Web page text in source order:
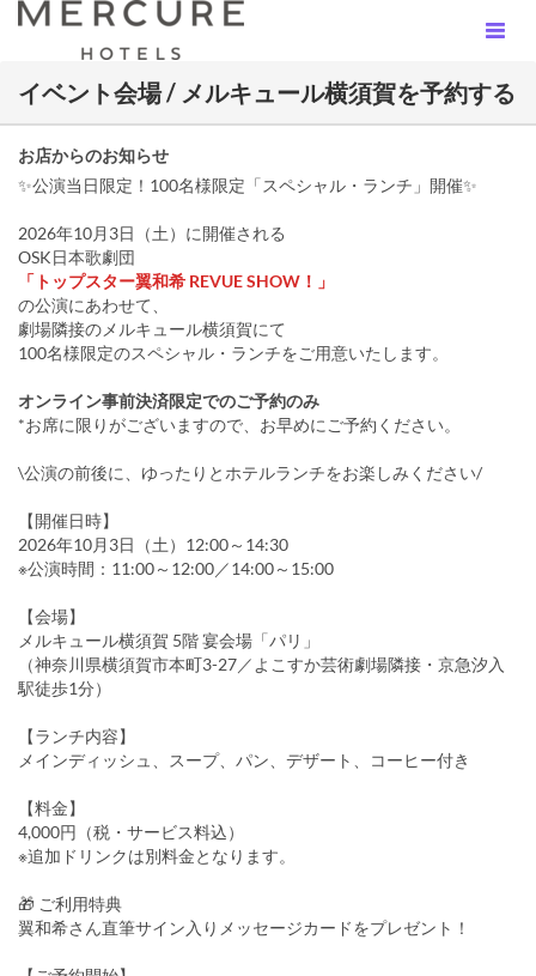
イベント会場 / メルキュール横須賀を予約する
お店からのお知らせ
✨公演当日限定！100名様限定「スペシャル・ランチ」開催✨
2026年10月3日（土）に開催される
OSK日本歌劇団
「トップスター翼和希 REVUE SHOW！」
の公演にあわせて、
劇場隣接のメルキュール横須賀にて
100名様限定のスペシャル・ランチをご用意いたします。
オンライン事前決済限定でのご予約のみ
*お席に限りがございますので、お早めにご予約ください。
\公演の前後に、ゆったりとホテルランチをお楽しみください/
【開催日時】
2026年10月3日（土）12:00～14:30
※公演時間：11:00～12:00／14:00～15:00
【会場】
メルキュール横須賀 5階 宴会場「パリ」
（神奈川県横須賀市本町3-27／よこすか芸術劇場隣接・京急汐入
駅徒歩1分）
【ランチ内容】
メインディッシュ、スープ、パン、デザート、コーヒー付き
【料金】
4,000円（税・サービス料込）
※追加ドリンクは別料金となります。
🎁 ご利用特典
翼和希さん直筆サイン入りメッセージカードをプレゼント！